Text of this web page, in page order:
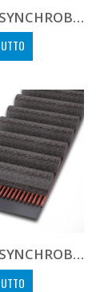
CONTI® SYNCHROBELT 370H300
CONTI® SYNCHROBELT 420H300